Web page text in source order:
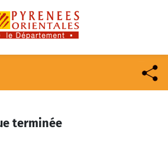
terminée